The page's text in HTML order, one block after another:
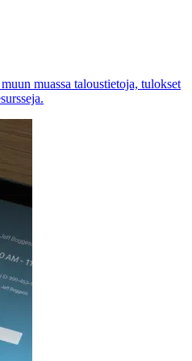
muassa taloustietoja, tulokset